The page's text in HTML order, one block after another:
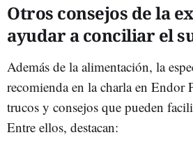
Otros consejos de la
ayudar a conciliar el
Además de la alimentación, la
recomienda en la charla en Endor
trucos y consejos que pueden
Entre ellos, destacan: